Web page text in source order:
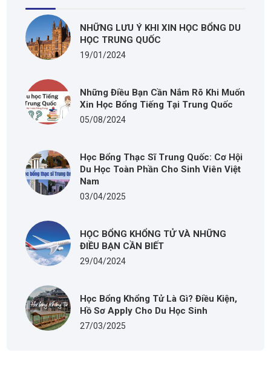
NHỮNG LƯU Ý KHI XIN HỌC BỔNG DU
HỌC TRUNG QUỐC
19/01/2024
Những Điều Bạn Cần Nắm Rõ Khi Muốn
Xin Học Bổng Tiếng Tại Trung Quốc
05/08/2024
Học Bổng Thạc Sĩ Trung Quốc: Cơ Hội
Du Học Toàn Phần Cho Sinh Viên Việt
Nam
03/04/2025
HỌC BỔNG KHỔNG TỬ VÀ NHỮNG
ĐIỀU BẠN CẦN BIẾT
29/04/2024
Học Bổng Khổng Tử Là Gì? Điều Kiện,
Hồ Sơ Apply Cho Du Học Sinh
27/03/2025